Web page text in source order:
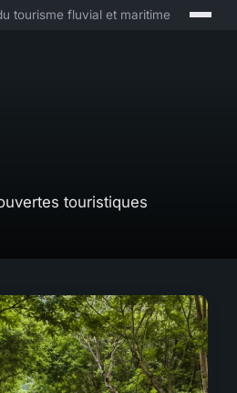
tourisme fluvial et maritime
touristiques